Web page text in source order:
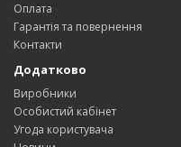
Оплата
Гарантія та повернення
Контакти
Додатково
Виробники
Особистий кабінет
Угода користувача